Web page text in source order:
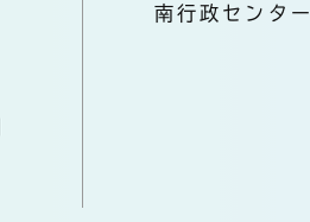
南行政センター